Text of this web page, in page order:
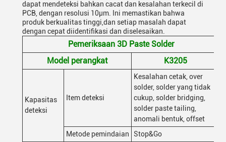
dapat mendeteksi bahkan cacat dan kesalahan terkecil di
PCB, dengan resolusi 10μm. Ini memastikan bahwa
produk berkualitas tinggi,dan setiap masalah dapat
dengan cepat diidentifikasi dan diselesaikan.
Pemeriksaan 3D Paste Solder
Model perangkat
K3205
Kapasitas
deteksi
Item deteksi
Kesalahan cetak, over
solder, solder yang tidak
cukup, solder bridging,
solder paste tailing,
anomali bentuk, offset
Metode pemindaian
Stop&Go